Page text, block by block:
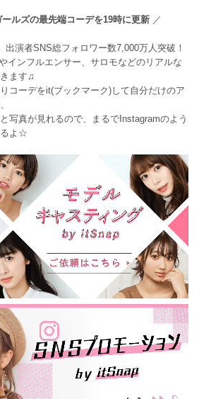
ールズの最先端コーデを19時に更新 ／
出演者SNS総フォロワー数7,000万人突破！
インフルエンサー、サロモなどのリアルな
ます♫
コーデをit(ブックマーク)して自分だけのア
写真が見れるので、まるでInstagramのよう
るよ☆